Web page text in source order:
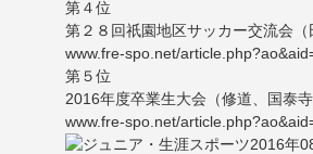
第４位
第２８回祇園地区サッカー交流会
www.fre-spo.net/
第５位
2016年度卒業生大会（修道、国泰
www.fre-spo.net/
2016年